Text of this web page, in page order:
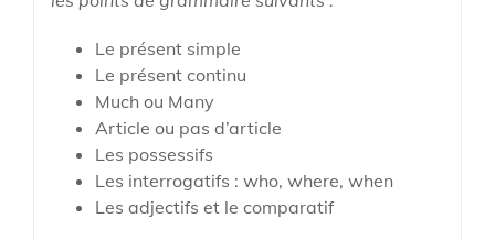
Le présent simple
Le présent continu
Much ou Many
Article ou pas d’article
Les possessifs
Les interrogatifs : who, where, when
Les adjectifs et le comparatif